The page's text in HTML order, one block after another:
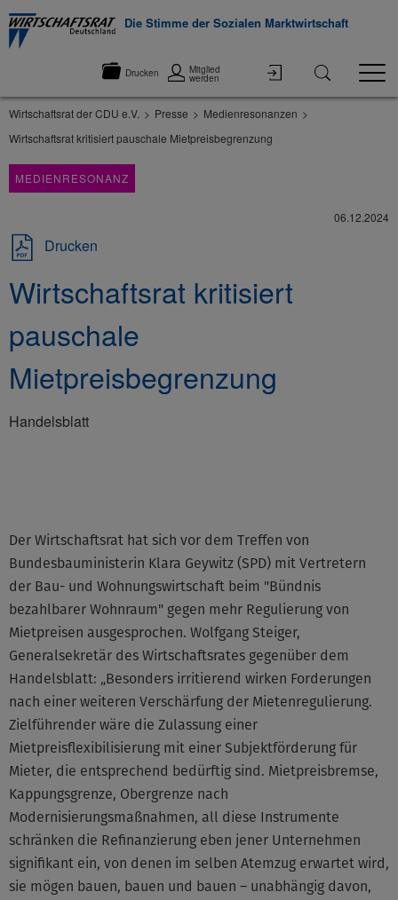
Die Stimme der Sozialen Marktwirtschaft
Drucken Mitglied
werden
Wirtschaftsrat der CDU e.V. Presse
Medienresonanzen
Wirtschaftsrat kritisiert pauschale Mietpreisbegrenzung
MEDIENRESONANZ
06.12.2024
Drucken
Wirtschaftsrat kritisiert
pauschale
Mietpreisbegrenzung
Handelsblatt
Der Wirtschaftsrat hat sich vor dem Treffen von
Bundesbauministerin Klara Geywitz (SPD) mit Vertretern
der Bau- und Wohnungswirtschaft beim "Bündnis
bezahlbarer Wohnraum" gegen mehr Regulierung von
Mietpreisen ausgesprochen. Wolfgang Steiger,
Generalsekretär des Wirtschaftsrates gegenüber dem
Handelsblatt: „Besonders irritierend wirken Forderungen
nach einer weiteren Verschärfung der Mietenregulierung.
Zielführender wäre die Zulassung einer
Mietpreisflexibilisierung mit einer Subjektförderung für
Mieter, die entsprechend bedürftig sind. Mietpreisbremse,
Kappungsgrenze, Obergrenze nach
Modernisierungsmaßnahmen, all diese Instrumente
schränken die Refinanzierung eben jener Unternehmen
signifikant ein, von denen im selben Atemzug erwartet wird,
sie mögen bauen, bauen und bauen – unabhängig davon,